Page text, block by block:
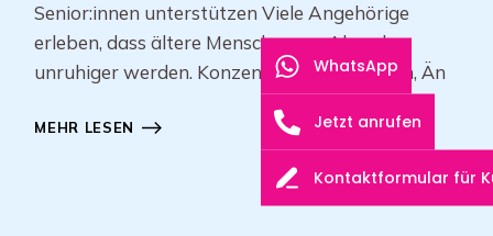
Senior:innen unterstützen Viele Angehörige
erleben, dass ältere Menschen am Abend
unruhiger werden. Konzentration lässt nach, Än
MEHR LESEN
WhatsApp
Jetzt anrufen
Kontaktformular für